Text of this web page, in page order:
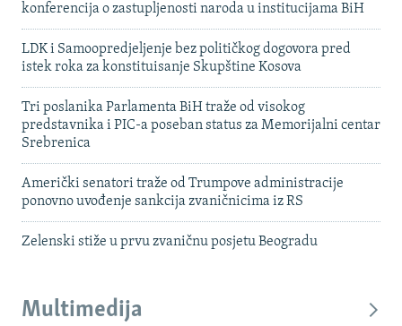
konferencija o zastupljenosti naroda u institucijama BiH
LDK i Samoopredjeljenje bez političkog dogovora pred
istek roka za konstituisanje Skupštine Kosova
Tri poslanika Parlamenta BiH traže od visokog
predstavnika i PIC-a poseban status za Memorijalni centar
Srebrenica
Američki senatori traže od Trumpove administracije
ponovno uvođenje sankcija zvaničnicima iz RS
Zelenski stiže u prvu zvaničnu posjetu Beogradu
Multimedija